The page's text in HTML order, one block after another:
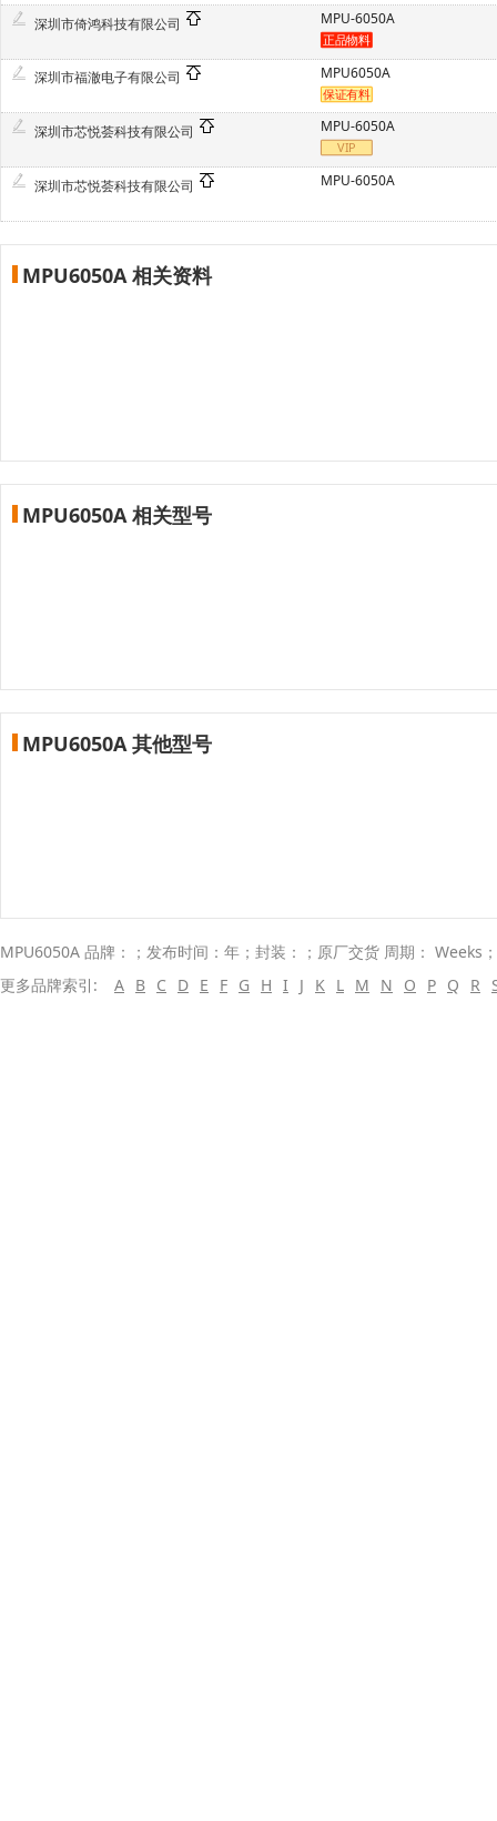
深圳市倚鸿科技有限公司 MPU-6050A
深圳市福澈电子有限公司 MPU6050A
深圳市芯悦荟科技有限公司 MPU-6050A
深圳市芯悦荟科技有限公司 MPU-6050A
MPU6050A 相关资料
MPU6050A 相关型号
MPU6050A 其他型号
MPU6050A 品牌：；发布时间：年；封装：；原厂交货 周期： Weeks
更多品牌索引:
A B C D E F G H I J K L M N O P Q R